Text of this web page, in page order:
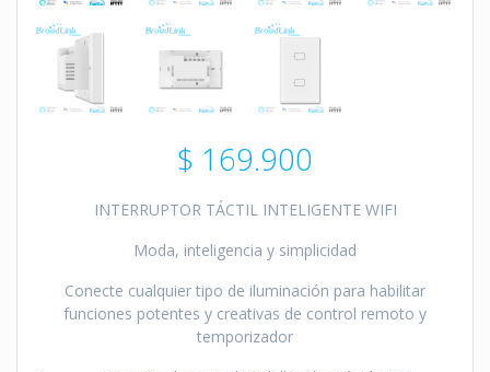
$ 169.900
INTERRUPTOR TÁCTIL INTELIGENTE WIFI
Moda, inteligencia y simplicidad
Conecte cualquier tipo de iluminación para habilitar
funciones potentes y creativas de control remoto y
temporizador